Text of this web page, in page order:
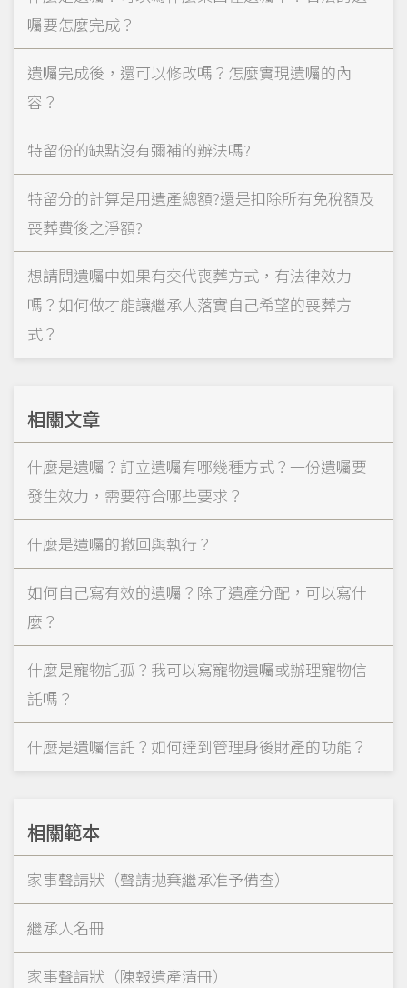
囑要怎麼完成？
遺囑完成後，還可以修改嗎？怎麼實現遺囑的內
容？
特留份的缺點沒有彌補的辦法嗎?
特留分的計算是用遺產總額?還是扣除所有免稅額及
喪葬費後之淨額?
想請問遺囑中如果有交代喪葬方式，有法律效力
嗎？如何做才能讓繼承人落實自己希望的喪葬方
式？
相關文章
什麼是遺囑？訂立遺囑有哪幾種方式？一份遺囑要
發生效力，需要符合哪些要求？
什麼是遺囑的撤回與執行？
如何自己寫有效的遺囑？除了遺產分配，可以寫什
麼？
什麼是寵物託孤？我可以寫寵物遺囑或辦理寵物信
託嗎？
什麼是遺囑信託？如何達到管理身後財產的功能？
相關範本
家事聲請狀（聲請拋棄繼承准予備查）
繼承人名冊
家事聲請狀（陳報遺產清冊）